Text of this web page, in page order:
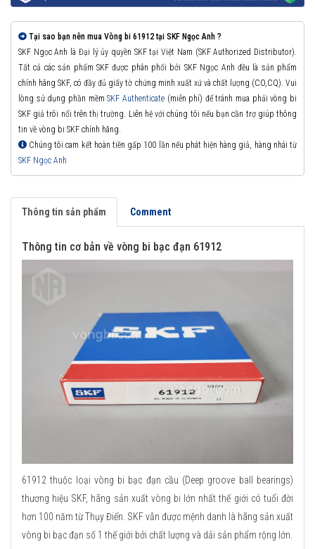
Tại sao bạn nên mua Vòng bi 61912 tại SKF Ngọc Anh ?
SKF Ngọc Anh là Đại lý ủy quyền SKF tại Việt Nam (SKF Authorized Distributor).
Tất cả các sản phẩm SKF được phân phối bởi SKF Ngọc Anh đều là sản phẩm
chính hãng SKF, có đầy đủ giấy tờ chứng minh xuất xứ và chất lượng (CO,CQ). Vui
lòng sử dụng phần mềmSKF Authenticate(miễn phí) để tránh mua phải vòng bi
SKF giả trôi nổi trên thị trường. Liên hệ với chúng tôi nếu bạn cần trợ giúp thông
tin về vòng bi SKF chính hãng.
Chúng tôi cam kết hoàn tiền gấp 100 lần nếu phát hiện hàng giả, hàng nhái từ
SKF Ngọc Anh
Thông tin sản phẩm Comment
Thông tin cơ bản về vòng bi bạc đạn 61912
61912 thuộc loại vòng bi bạc đạn cầu (Deep groove ball bearings)
thương hiệu SKF, hãng sản xuất vòng bi lớn nhất thế giới có tuổi đời
hơn 100 năm từ Thụy Điển. SKF vẫn được mệnh danh là hãng sản xuất
vòng bi bạc đạn số 1 thế giới bởi chất lượng và dải sản phẩm rộng lớn.